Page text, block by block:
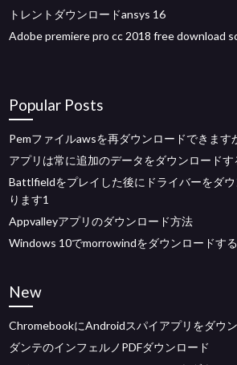
トレントダウンロードansys 16
Adobe premiere pro cc 2018 free download
Popular Posts
Pemファイルawsを再ダウンロードできます
アプリは常に追加のデータをダウンロードす
Battlfieldをプレイした後にドライバーをダ
ります1
Appvalleyアプリのダウンロード方法
Windows 10でmorrowindをダウンロードす
New
ChromebookにAndroidスパイアプリをダウ
ダンテのインフェルノPDFダウンロード